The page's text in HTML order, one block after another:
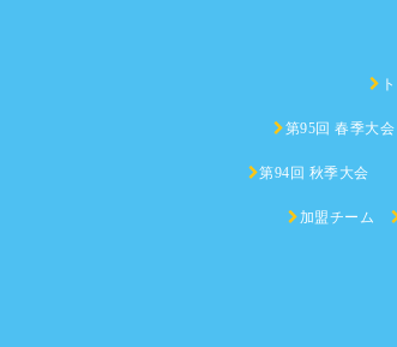
第95回 春季
第94回 秋季大会
加盟チーム